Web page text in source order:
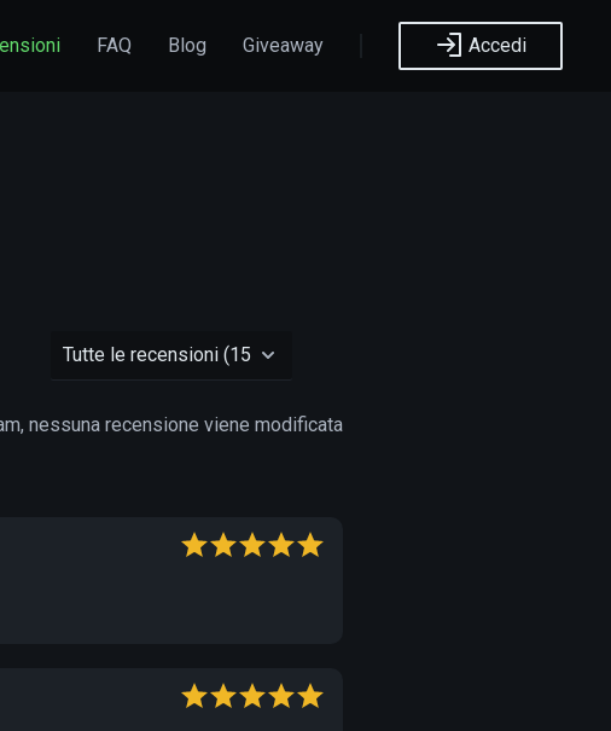
FAQ Blog Giveaway Accedi
nessuna recensione viene modificata